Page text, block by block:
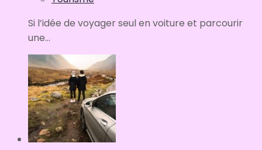
Si l’idée de voyager seul en voiture et parcourir
une...